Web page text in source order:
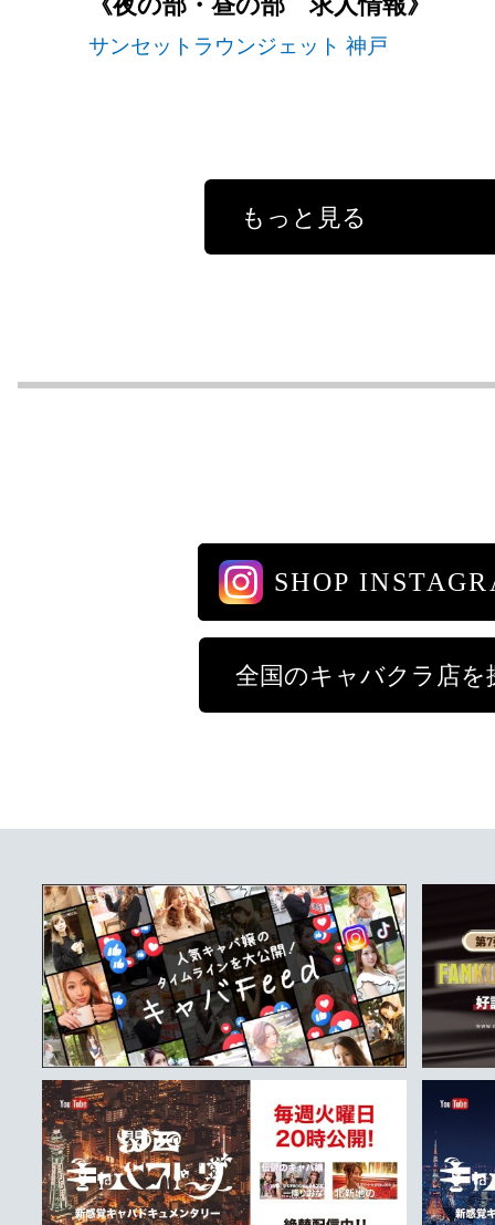
サンセットラウンジェット 神戸
もっと見る
SHOP
全国のキャバクラ店を